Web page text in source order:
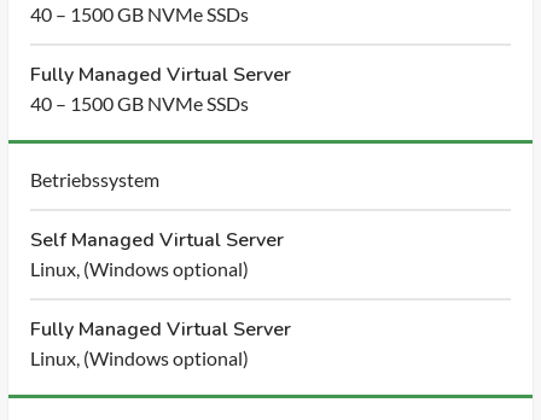
40 – 1500 GB NVMe SSDs
Fully Managed Virtual Server
40 – 1500 GB NVMe SSDs
Betriebssystem
Self Managed Virtual Server
Linux, (Windows optional)
Fully Managed Virtual Server
Linux, (Windows optional)